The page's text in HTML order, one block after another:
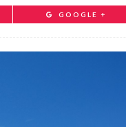
GOOGLE +